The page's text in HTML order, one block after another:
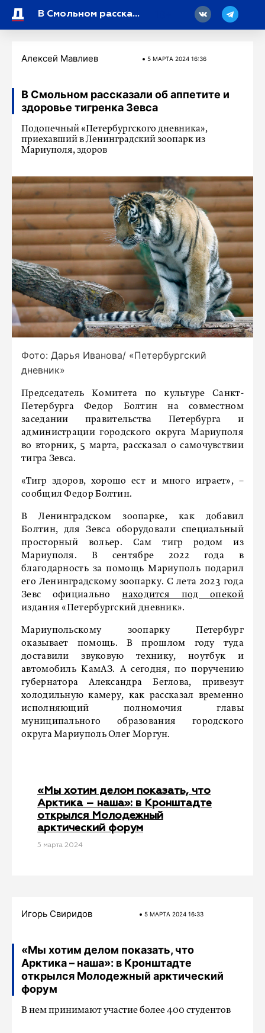
В Смольном рассказали об аппетите и здоровье тигренка Зевса
Алексей Мавлиев 5 МАРТA 2024 16:36
В Смольном рассказали об аппетите и
здоровье тигренка Зевса
Подопечный «Петербургского дневника»,
приехавший в Ленинградский зоопарк из
Мариуполя, здоров
Фото: Дарья Иванова/ «Петербургский
дневник»
Председатель Комитета по культуре Санкт-
Петербурга Федор Болтин на совместном
заседании правительства Петербурга и
администрации городского округа Мариуполя
во вторник, 5 марта, рассказал о самочувствии
тигра Зевса.
«Тигр здоров, хорошо ест и много играет», –
сообщил Федор Болтин.
В Ленинградском зоопарке, как добавил
Болтин, для Зевса оборудовали специальный
просторный вольер. Сам тигр родом из
Мариуполя. В сентябре 2022 года в
благодарность за помощь Мариуполь подарил
его Ленинградскому зоопарку. С лета 2023 года
Зевс официальнонаходится под опекой
издания «Петербургский дневник».
Мариупольскому зоопарку Петербург
оказывает помощь. В прошлом году туда
доставили звуковую технику, ноутбук и
автомобиль КамАЗ. А сегодня, по поручению
губернатора Александра Беглова, привезут
холодильную камеру, как рассказал временно
исполняющий полномочия главы
муниципального образования городского
округа Мариуполь Олег Моргун.
«Мы хотим делом показать, что
Арктика – наша»: в Кронштадте
открылся Молодежный
арктический форум
5 мартa 2024
Игорь Свиридов 5 МАРТA 2024 16:33
«Мы хотим делом показать, что
Арктика – наша»: в Кронштадте
открылся Молодежный арктический
форум
В нем принимают участие более 400 студентов